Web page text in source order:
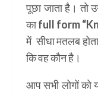
पूछा जाता है। तो
का full form
में सीधा मतलब
कि वह कौन है।
आप सभी लोगों को